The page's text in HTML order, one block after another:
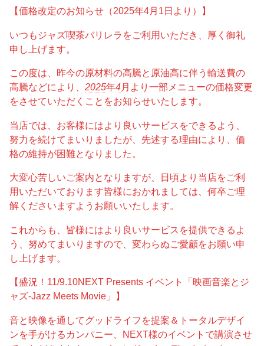
【価格改定のお知らせ（2025年4月1日より）】
いつもジャズ喫茶バリレラをご利用いただき、厚く御礼
申し上げます。
この度は、昨今の原材料の高騰と原油高に伴う輸送費の
高騰などにより、2025年4月より一部メニューの価格変更
をさせていただくことをお知らせいたします。
当店では、お客様にはより良いサービスをできるよう、
努力を続けてまいりましたが、先述する理由により、価
格の維持が困難となりました。
大変心苦しいご案内となりますが、日頃より当店をご利
用いただいております皆様におかれましては、何卒ご理
解くださいますようお願いいたします。
これからも、皆様にはより良いサービスを提供できるよ
う、努めてまいりますので、変わらぬご愛顧をお願い申
し上げます。
【盛況！11/9.10NEXT Presents イベント「映画音楽とジ
ャズ-Jazz Meets Movie」】
音と映像を通してグッドライフを提案＆トータルデザイ
ンを手がけるカンパニー、NEXT様のイベントで講演させ